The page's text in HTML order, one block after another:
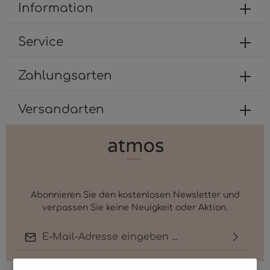
no sea takimata sanctus est Lorem ipsum dolor
Abonnieren Sie den kostenlosen Newsletter und
verpassen Sie keine Neuigkeit oder Aktion.
Ich habe dieDatenschutzbestimmungenzur
Information
Service
Zahlungsarten
Versandarten